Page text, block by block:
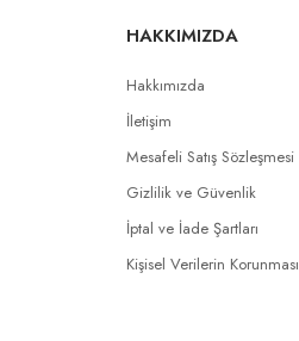
HAKKIMIZDA
Hakkımızda
İletişim
Mesafeli Satış Sözleşmesi
Gizlilik ve Güvenlik
İptal ve İade Şartları
Kişisel Verilerin Korunması